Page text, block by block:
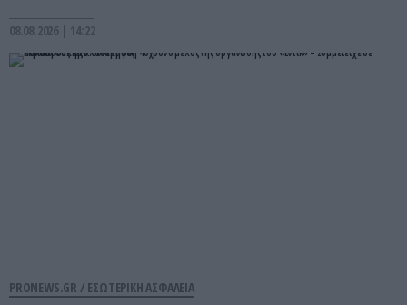
08.08.2026 | 14:22
PRONEWS.GR / ΕΣΩΤΕΡΙΚΗ ΑΣΦΑΛΕΙΑ